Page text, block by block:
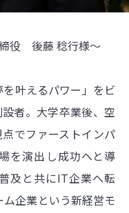
役 後藤 稔行様～
叶えるパワー」をビ
者。大学卒業後、空
でファーストインパ
を演出し成功へと導
及と共にIT企業へ転
企業という新経営モ